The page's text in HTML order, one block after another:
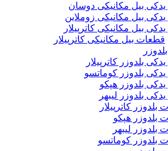
دوسان
زوملاین
کاترپیلار
مکانیکی کاترپیلار
کاترپیلار
کوماتسو
هپکو
لیبهر